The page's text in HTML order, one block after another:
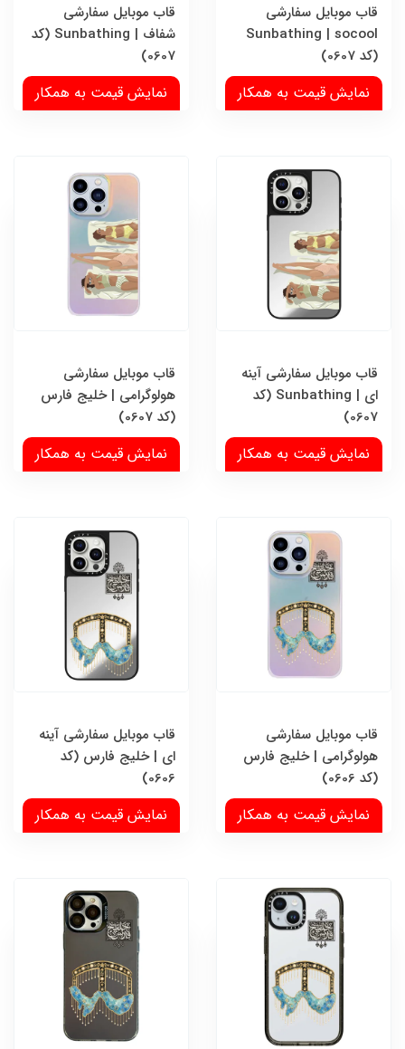
قاب موبایل سفارشی
Sunbathing | socool
(کد 0607)
نمایش قیمت به همکار
قاب موبایل سفارشی
شفاف | Sunbathing (کد
0607)
نمایش قیمت به همکار
قاب موبایل سفارشی آینه
ای | Sunbathing (کد
0607)
نمایش قیمت به همکار
قاب موبایل سفارشی
هولوگرامی | خلیج فارس
(کد 0607)
نمایش قیمت به همکار
قاب موبایل سفارشی
هولوگرامی | خلیج فارس
(کد 0606)
نمایش قیمت به همکار
قاب موبایل سفارشی آینه
ای | خلیج فارس (کد
0606)
نمایش قیمت به همکار